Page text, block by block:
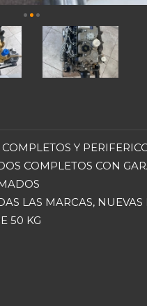
Y
COMPLETOS CON
LAS MARCAS,
50 KG